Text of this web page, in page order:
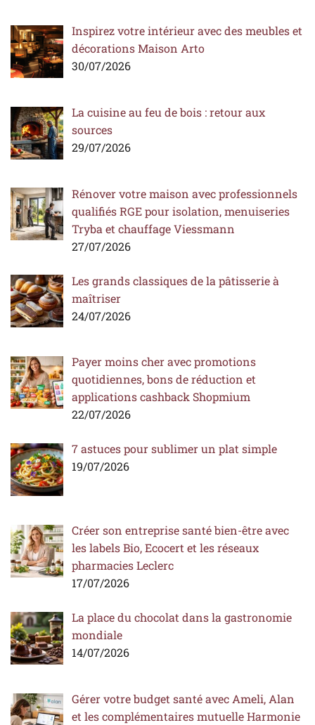
Inspirez votre intérieur avec des meubles et
décorations Maison Arto
30/07/2026
La cuisine au feu de bois : retour aux
sources
29/07/2026
Rénover votre maison avec professionnels
qualifiés RGE pour isolation, menuiseries
Tryba et chauffage Viessmann
27/07/2026
Les grands classiques de la pâtisserie à
maîtriser
24/07/2026
Payer moins cher avec promotions
quotidiennes, bons de réduction et
applications cashback Shopmium
22/07/2026
7 astuces pour sublimer un plat simple
19/07/2026
Créer son entreprise santé bien-être avec
les labels Bio, Ecocert et les réseaux
pharmacies Leclerc
17/07/2026
La place du chocolat dans la gastronomie
mondiale
14/07/2026
Gérer votre budget santé avec Ameli, Alan
et les complémentaires mutuelle Harmonie